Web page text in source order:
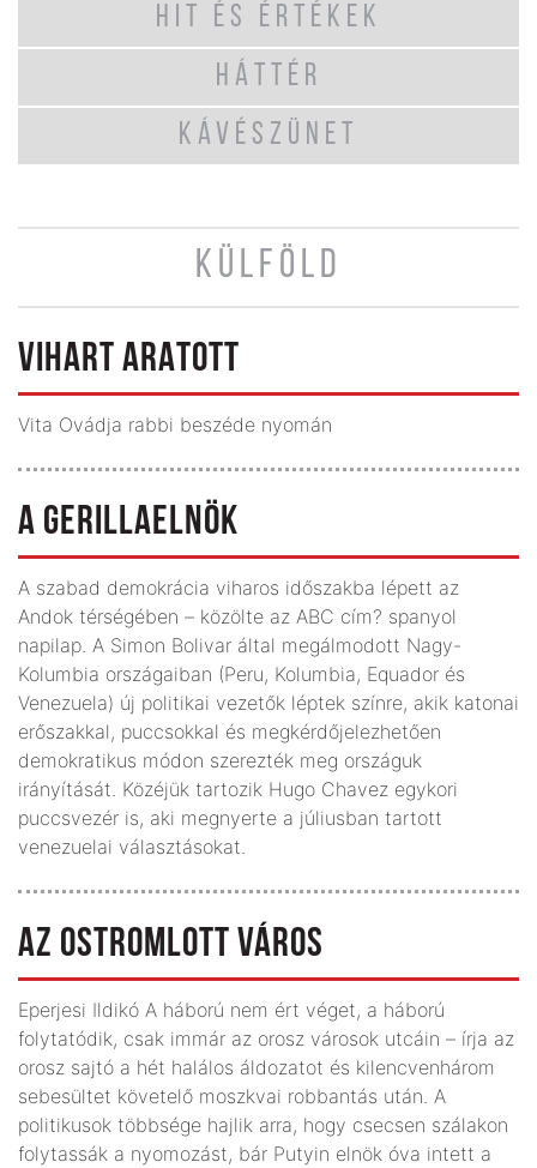
HIT ÉS ÉRTÉKEK
HÁTTÉR
KÁVÉSZÜNET
KÜLFÖLD
VIHART ARATOTT
Vita Ovádja rabbi beszéde nyomán
A GERILLAELNÖK
A szabad demokrácia viharos időszakba lépett az
Andok térségében – közölte az ABC cím? spanyol
napilap. A Simon Bolivar által megálmodott Nagy-
Kolumbia országaiban (Peru, Kolumbia, Equador és
Venezuela) új politikai vezetők léptek színre, akik katonai
erőszakkal, puccsokkal és megkérdőjelezhetően
demokratikus módon szerezték meg országuk
irányítását. Közéjük tartozik Hugo Chavez egykori
puccsvezér is, aki megnyerte a júliusban tartott
venezuelai választásokat.
AZ OSTROMLOTT VÁROS
Eperjesi Ildikó A háború nem ért véget, a háború
folytatódik, csak immár az orosz városok utcáin – írja az
orosz sajtó a hét halálos áldozatot és kilencvenhárom
sebesültet követelő moszkvai robbantás után. A
politikusok többsége hajlik arra, hogy csecsen szálakon
folytassák a nyomozást, bár Putyin elnök óva intett a